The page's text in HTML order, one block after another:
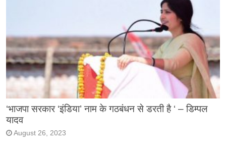
‘भाजपा सरकार ‘इंडिया’ नाम के गठबंधन से डरती है ‘ – डिम्पल
यादव
August 26, 2023